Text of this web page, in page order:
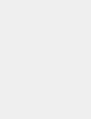
Chào